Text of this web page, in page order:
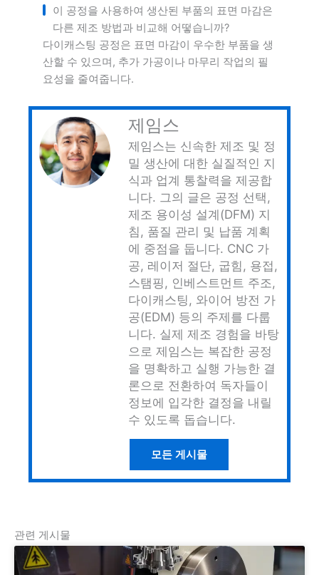
이 공정을 사용하여 생산된 부품의 표면 마감은
다른 제조 방법과 비교해 어떻습니까?
다이캐스팅 공정은 표면 마감이 우수한 부품을 생
산할 수 있으며, 추가 가공이나 마무리 작업의 필
요성을 줄여줍니다.
제임스
제임스는 신속한 제조 및 정
밀 생산에 대한 실질적인 지
식과 업계 통찰력을 제공합
니다. 그의 글은 공정 선택,
제조 용이성 설계(DFM) 지
침, 품질 관리 및 납품 계획
에 중점을 둡니다. CNC 가
공, 레이저 절단, 굽힘, 용접,
스탬핑, 인베스트먼트 주조,
다이캐스팅, 와이어 방전 가
공(EDM) 등의 주제를 다룹
니다. 실제 제조 경험을 바탕
으로 제임스는 복잡한 공정
을 명확하고 실행 가능한 결
론으로 전환하여 독자들이
정보에 입각한 결정을 내릴
수 있도록 돕습니다.
모든 게시물
관련 게시물